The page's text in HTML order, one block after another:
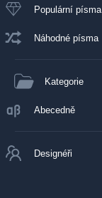
Populární písma
Náhodné písma
Kategorie
Abecedně
Designéři